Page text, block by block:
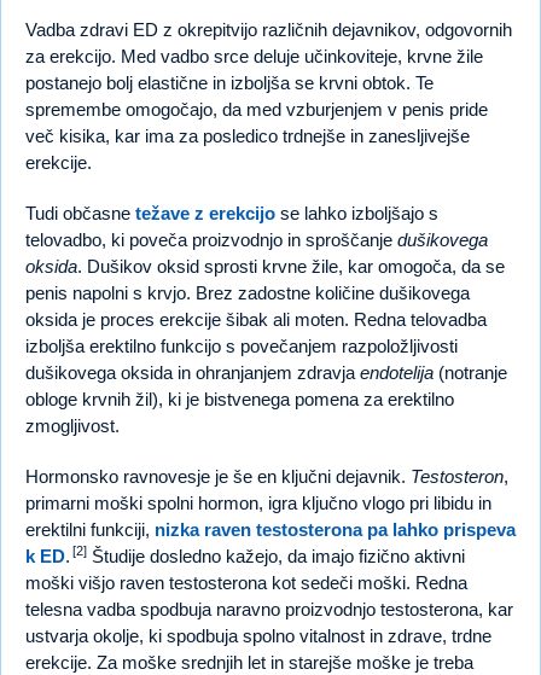
Vadba zdravi ED z okrepitvijo različnih dejavnikov, odgovornih
za erekcijo. Med vadbo srce deluje učinkoviteje, krvne žile
postanejo bolj elastične in izboljša se krvni obtok. Te
spremembe omogočajo, da med vzburjenjem v penis pride
več kisika, kar ima za posledico trdnejše in zanesljivejše
erekcije.
Tudi občasne težave z erekcijo se lahko izboljšajo s
telovadbo, ki poveča proizvodnjo in sproščanje dušikovega
oksida. Dušikov oksid sprosti krvne žile, kar omogoča, da se
penis napolni s krvjo. Brez zadostne količine dušikovega
oksida je proces erekcije šibak ali moten. Redna telovadba
izboljša erektilno funkcijo s povečanjem razpoložljivosti
dušikovega oksida in ohranjanjem zdravja endotelija (notranje
obloge krvnih žil), ki je bistvenega pomena za erektilno
zmogljivost.
Hormonsko ravnovesje je še en ključni dejavnik. Testosteron,
primarni moški spolni hormon, igra ključno vlogo pri libidu in
erektilni funkciji, nizka raven testosterona pa lahko prispeva
k ED. [2] Študije dosledno kažejo, da imajo fizično aktivni
moški višjo raven testosterona kot sedeči moški. Redna
telesna vadba spodbuja naravno proizvodnjo testosterona, kar
ustvarja okolje, ki spodbuja spolno vitalnost in zdrave, trdne
erekcije. Za moške srednjih let in starejše moške je treba